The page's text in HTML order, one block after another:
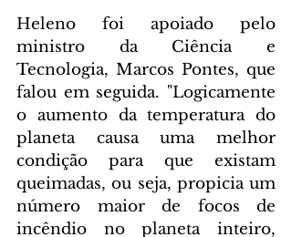
Heleno foi apoiado pelo
ministro da Ciência e
Tecnologia, Marcos Pontes, que
falou em seguida. "Logicamente
o aumento da temperatura do
planeta causa uma melhor
condição para que existam
queimadas, ou seja, propicia um
número maior de focos de
incêndio no planeta inteiro,